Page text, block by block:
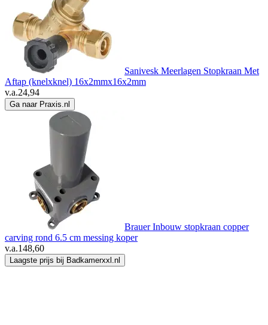
Sanivesk Meerlagen Stopkraan Met
Aftap (knelxknel) 16x2mmx16x2mm
v.a.24,94
Ga naar Praxis.nl
Brauer Inbouw stopkraan copper
carving rond 6.5 cm messing koper
v.a.148,60
Laagste prijs bij Badkamerxxl.nl